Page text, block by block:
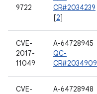
9722
CR#2034239
[2]
CVE-
2017-
11049
A-64728945
QC-
CR#2034909
CVE-
A-64728948